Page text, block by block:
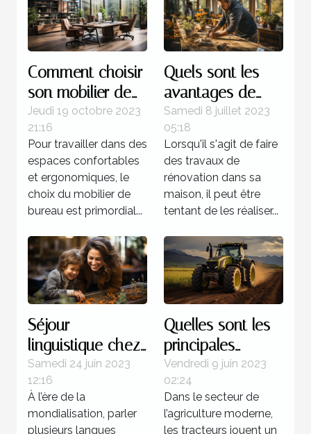
Comment choisir
son mobilier de
bureau ?
Jeudi 19 octobre 2023
21:16
Pour travailler dans des
espaces confortables
et ergonomiques, le
choix du mobilier de
bureau est primordial...
Quels sont les
avantages de
faire recours à un
expert pour la
rénovation de sa
maison ?
Samedi 8 juillet 2023
05:18
Lorsqu'il s'agit de faire
des travaux de
rénovation dans sa
maison, il peut être
tentant de les réaliser...
Séjour
linguistique chez
un professeur : 4
bonnes raisons
d’opter pour ce
programme
Samedi 24 juin 2023
12:16
À l’ère de la
mondialisation, parler
plusieurs langues
Quelles sont les
principales
marques de
tracteurs
agricoles
disponibles sur le
Vendredi 9 juin 2023
02:24
Dans le secteur de
l’agriculture moderne,
les tracteurs jouent un